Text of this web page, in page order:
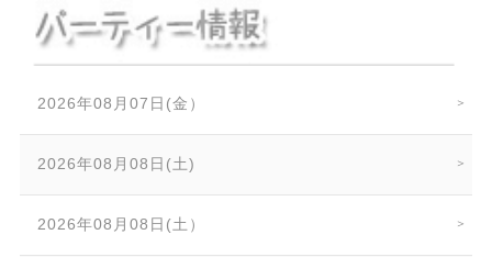
2026年08月07日(金）
2026年08月08日(土)
2026年08月08日(土）